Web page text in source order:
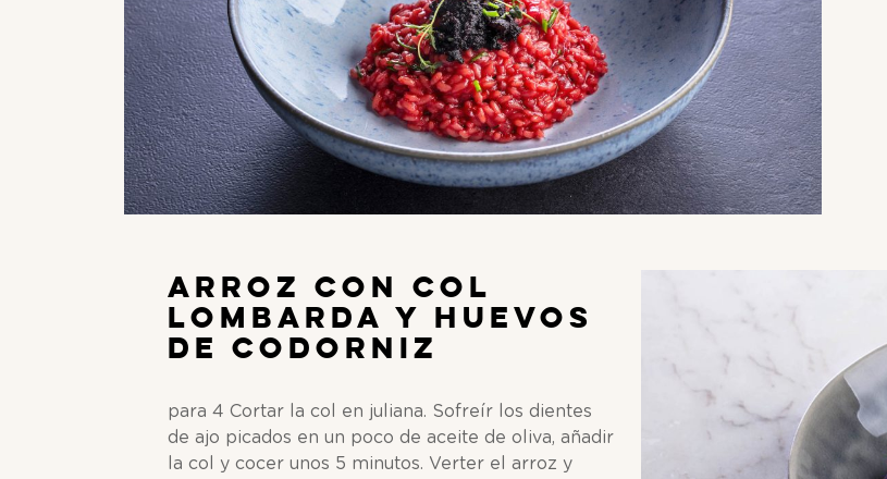
Arroz con col
lombarda y huevos
de codorniz
para 4 Cortar la col en juliana. Sofreír los dientes
de ajo picados en un poco de aceite de oliva, añadir
la col y cocer unos 5 minutos. Verter el arroz y